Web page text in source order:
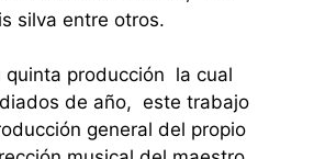
silva entre otros.
quinta producción la cual
de año, este trabajo
general del propio